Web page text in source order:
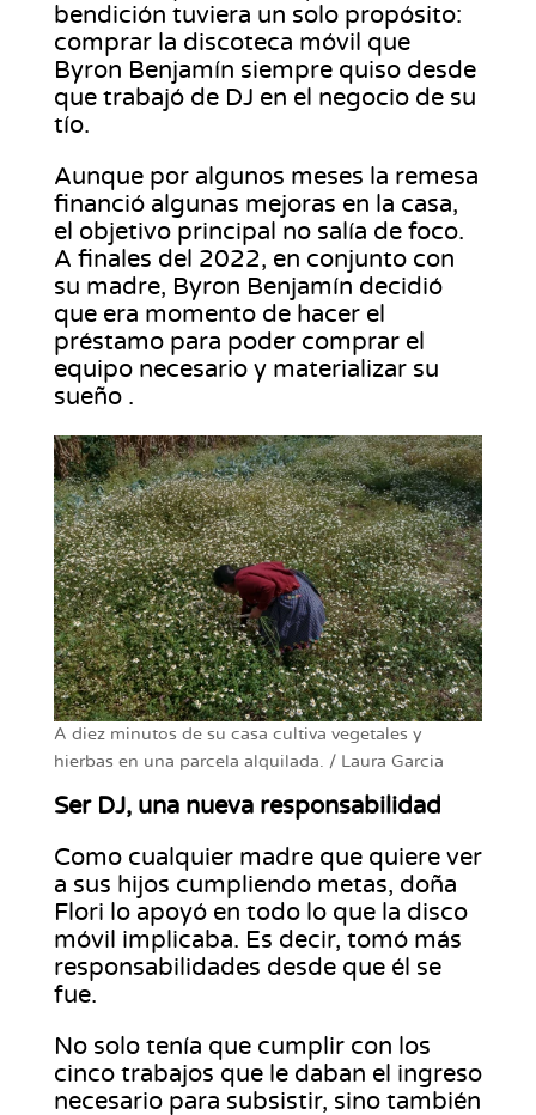
bendición tuviera un solo propósito:
comprar la discoteca móvil que
Byron Benjamín siempre quiso desde
que trabajó de DJ en el negocio de su
tío.
Aunque por algunos meses la remesa
financió algunas mejoras en la casa,
el objetivo principal no salía de foco.
A finales del 2022, en conjunto con
su madre, Byron Benjamín decidió
que era momento de hacer el
préstamo para poder comprar el
equipo necesario y materializar su
sueño .
A diez minutos de su casa cultiva vegetales y
hierbas en una parcela alquilada. / Laura Garcia
Ser DJ, una nueva responsabilidad
Como cualquier madre que quiere ver
a sus hijos cumpliendo metas, doña
Flori lo apoyó en todo lo que la disco
móvil implicaba. Es decir, tomó más
responsabilidades desde que él se
fue.
No solo tenía que cumplir con los
cinco trabajos que le daban el ingreso
necesario para subsistir, sino también